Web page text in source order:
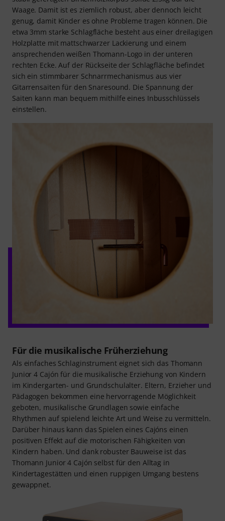
Waage. Damit ist es ziemlich robust, aber dennoch leicht
genug, damit Kinder es ohne Probleme tragen können. Die
etwa 3mm starke Schlagfläche besteht aus einer dreilagigen
Holzplatte mit mattschwarzer Lackierung und einem
ansprechenden weißen Thomann-Logo in der unteren
rechten Ecke. Auf der Rückseite der Schlagfläche befindet
sich ein stimmbarer Schnarrmechanismus aus vier
Gitarrensaiten für den Snaresound. Die Spannung der
Saiten kann man bequem mithilfe eines Inbusschlüssels
einstellen.
Für die musikalische Früherziehung
Als einfaches Schlaginstrument eignet sich das Thomann
Junior 4 Cajón für die musikalische Erziehung von Kindern
im Kindergarten- und Grundschulalter. Eltern, Erzieher und
Pädagogen bekommen eine hervorragende Möglichkeit
geboten, musikalische Grundlagen sowie einfache
Rhythmen auf spielend leichte Art und Weise zu vermitteln.
Darüber hinaus kann das Spielen eines Cajóns einen
positiven Effekt auf die motorischen Fähigkeiten von
Kindern haben. Und dank robuster Bauweise ist das
Thomann Junior 4 Cajón selbst für den Alltag in
Kindertagestätten und einen ruppigen Umgang bestens
gewappnet.